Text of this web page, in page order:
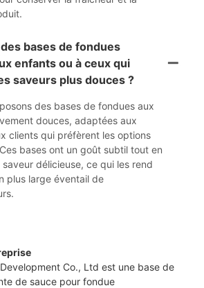
bases de fondues
enfants ou à ceux qui
saveurs plus douces ?
des bases de fondues aux
douces, adaptées aux
clients qui préfèrent les options
bases ont un goût subtil tout en
délicieuse, ce qui les rend
plus large éventail de
Co., Ltd est une base de
de sauce pour fondue